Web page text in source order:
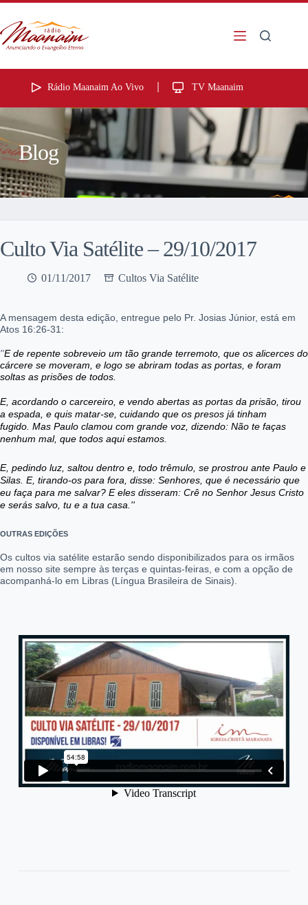
Rádio Maanaim Ao Vivo TV Maanaim
Blog
Culto Via Satélite – 29/10/2017
01/11/2017 Cultos Via Satélite
A mensagem desta edição, entregue pelo Pr. Josias Júnior, está em
Atos 16:26-31:
''E de repente sobreveio um tão grande terremoto, que os alicerces do
cárcere se moveram, e logo se abriram todas as portas, e foram
soltas as prisões de todos.
E, acordando o carcereiro, e vendo abertas as portas da prisão, tirou
a espada, e quis matar-se, cuidando que os presos já tinham
fugido. Mas Paulo clamou com grande voz, dizendo: Não te faças
nenhum mal, que todos aqui estamos.
E, pedindo luz, saltou dentro e, todo trêmulo, se prostrou ante Paulo e
Silas. E, tirando-os para fora, disse: Senhores, que é necessário que
eu faça para me salvar? E eles disseram: Crê no Senhor Jesus Cristo
e serás salvo, tu e a tua casa.''
OUTRAS EDIÇÕES
Os cultos via satélite estarão sendo disponibilizados para os irmãos
em nosso site sempre às terças e quintas-feiras, e com a opção de
acompanhá-lo em Libras (Língua Brasileira de Sinais).